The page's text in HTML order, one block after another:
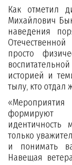
Как отметил
Михайлович
наведения
просто
историей и
тылу, кто отдал
формируют
только
и понимать
Навещая